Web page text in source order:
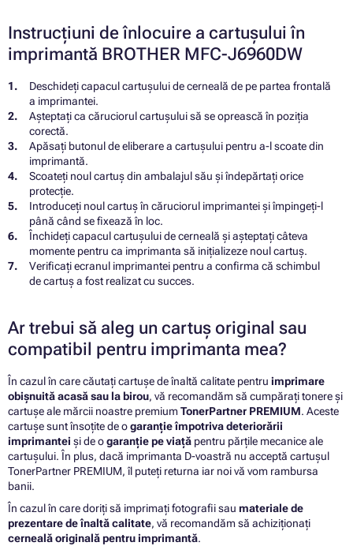
Instrucțiuni de înlocuire a cartușului în
imprimantă BROTHER MFC-J6960DW
Deschideți capacul cartușului de cerneală de pe partea frontală
a imprimantei.
Așteptați ca căruciorul cartușului să se oprească în poziția
corectă.
Apăsați butonul de eliberare a cartușului pentru a-l scoate din
imprimantă.
Scoateți noul cartuș din ambalajul său și îndepărtați orice
protecție.
Introduceți noul cartuș în căruciorul imprimantei și împingeți-l
până când se fixează în loc.
Închideți capacul cartușului de cerneală și așteptați câteva
momente pentru ca imprimanta să inițializeze noul cartuș.
Verificați ecranul imprimantei pentru a confirma că schimbul
de cartuș a fost realizat cu succes.
Ar trebui să aleg un cartuș original sau
compatibil pentru imprimanta mea?
În cazul în care căutați cartușe de înaltă calitate pentru imprimare
obișnuită acasă sau la birou, vă recomandăm să cumpărați tonere și
cartușe ale mărcii noastre premiumTonerPartner PREMIUM. Aceste
cartușe sunt însoțite de ogaranție împotriva deteriorării
imprimantei și de ogaranție pe viață pentru părțile mecanice ale
cartușului. În plus, dacă imprimanta D-voastră nu acceptă cartușul
TonerPartner PREMIUM, îl puteți returna iar noi vă vom rambursa
banii.
În cazul în care doriți să imprimați fotografii sau materiale de
prezentare de înaltă calitate, vă recomandăm să achiziționați
cerneală originală pentru imprimantă.